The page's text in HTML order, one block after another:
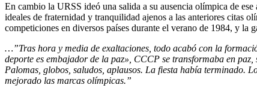
En cambio la URSS ideó una salida a su ausencia olímpica de
ideales de fraternidad y tranquilidad ajenos a las anteriores citas
competiciones en diversos países durante el verano de 1984, y la
…”Tras hora y media de exaltaciones, todo acabó con la
deporte es embajador de la paz», CCCP se transformaba en paz
Palomas, globos, saludos, aplausos. La fiesta había terminado.
mejorado las marcas olímpicas.”